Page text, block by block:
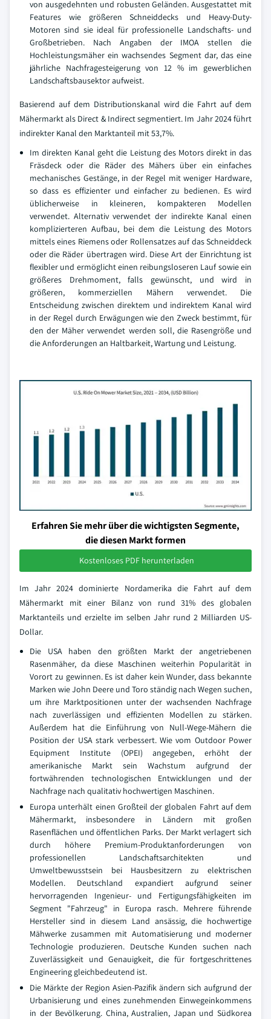
von ausgedehnten und robusten Geländen. Ausgestattet mit
Features wie größeren Schneiddecks und Heavy-Duty-
Motoren sind sie ideal für professionelle Landschafts- und
Großbetrieben. Nach Angaben der IMOA stellen die
Hochleistungsmäher ein wachsendes Segment dar, das eine
jährliche Nachfragesteigerung von 12 % im gewerblichen
Landschaftsbausektor aufweist.
Basierend auf dem Distributionskanal wird die Fahrt auf dem
Mähermarkt als Direct & Indirect segmentiert. Im Jahr 2024 führt
indirekter Kanal den Marktanteil mit 53,7%.
Im direkten Kanal geht die Leistung des Motors direkt in das
Fräsdeck oder die Räder des Mähers über ein einfaches
mechanisches Gestänge, in der Regel mit weniger Hardware,
so dass es effizienter und einfacher zu bedienen. Es wird
üblicherweise in kleineren, kompakteren Modellen
verwendet. Alternativ verwendet der indirekte Kanal einen
komplizierteren Aufbau, bei dem die Leistung des Motors
mittels eines Riemens oder Rollensatzes auf das Schneiddeck
oder die Räder übertragen wird. Diese Art der Einrichtung ist
flexibler und ermöglicht einen reibungsloseren Lauf sowie ein
größeres Drehmoment, falls gewünscht, und wird in
größeren, kommerziellen Mähern verwendet. Die
Entscheidung zwischen direktem und indirektem Kanal wird
in der Regel durch Erwägungen wie den Zweck bestimmt, für
den der Mäher verwendet werden soll, die Rasengröße und
die Anforderungen an Haltbarkeit, Wartung und Leistung.
Erfahren Sie mehr über die wichtigsten Segmente,
die diesen Markt formen
Kostenloses PDF herunterladen
Im Jahr 2024 dominierte Nordamerika die Fahrt auf dem
Mähermarkt mit einer Bilanz von rund 31% des globalen
Marktanteils und erzielte im selben Jahr rund 2 Milliarden US-
Dollar.
Die USA haben den größten Markt der angetriebenen
Rasenmäher, da diese Maschinen weiterhin Popularität in
Vorort zu gewinnen. Es ist daher kein Wunder, dass bekannte
Marken wie John Deere und Toro ständig nach Wegen suchen,
um ihre Marktpositionen unter der wachsenden Nachfrage
nach zuverlässigen und effizienten Modellen zu stärken.
Außerdem hat die Einführung von Null-Wege-Mähern die
Position der USA stark verbessert. Wie vom Outdoor Power
Equipment Institute (OPEI) angegeben, erhöht der
amerikanische Markt sein Wachstum aufgrund der
fortwährenden technologischen Entwicklungen und der
Nachfrage nach qualitativ hochwertigen Maschinen.
Europa unterhält einen Großteil der globalen Fahrt auf dem
Mähermarkt, insbesondere in Ländern mit großen
Rasenflächen und öffentlichen Parks. Der Markt verlagert sich
durch höhere Premium-Produktanforderungen von
professionellen Landschaftsarchitekten und
Umweltbewusstsein bei Hausbesitzern zu elektrischen
Modellen. Deutschland expandiert aufgrund seiner
hervorragenden Ingenieur- und Fertigungsfähigkeiten im
Segment "Fahrzeug" in Europa rasch. Mehrere führende
Hersteller sind in diesem Land ansässig, die hochwertige
Mähwerke zusammen mit Automatisierung und moderner
Technologie produzieren. Deutsche Kunden suchen nach
Zuverlässigkeit und Genauigkeit, die für fortgeschrittenes
Engineering gleichbedeutend ist.
Die Märkte der Region Asien-Pazifik ändern sich aufgrund der
Urbanisierung und eines zunehmenden Einwegeinkommens
in der Bevölkerung. China, Australien, Japan und Südkorea